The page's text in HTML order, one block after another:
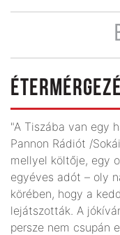
"A Tiszába van egy
Pannon Rádiót /
mellyel költője, egy
egyéves adót – oly
körében, hogy a
lejátszották. A
persze nem csupán